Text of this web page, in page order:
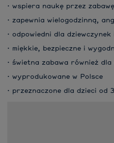
· wspiera naukę przez
· zapewnia wielogodzinną,
· odpowiedni dla dziewczynek
· miękkie, bezpieczne i
· świetna zabawa również dla
· wyprodukowane w Polsce
· przeznaczone dla dzieci od